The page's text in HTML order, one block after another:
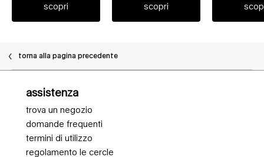
scopri scopri
torna alla pagina precedente
assistenza
trova un negozio
domande frequenti
termini di utilizzo
regolamento le cercle